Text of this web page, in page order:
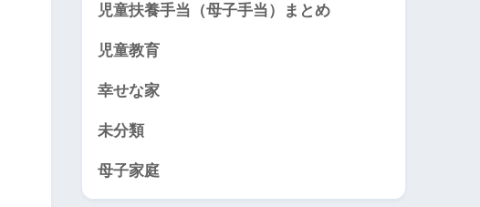
児童扶養手当（母子手当）まとめ
児童教育
幸せな家
未分類
母子家庭